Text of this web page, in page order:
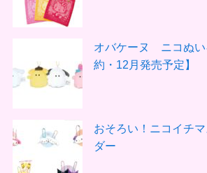
オバケーヌ ニコぬい
約・12月発売予定】
おそろい！ニコイチ
ダー